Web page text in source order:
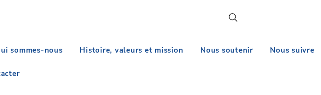
sommes-nous Histoire, valeurs et mission Nous soutenir Nous suivre